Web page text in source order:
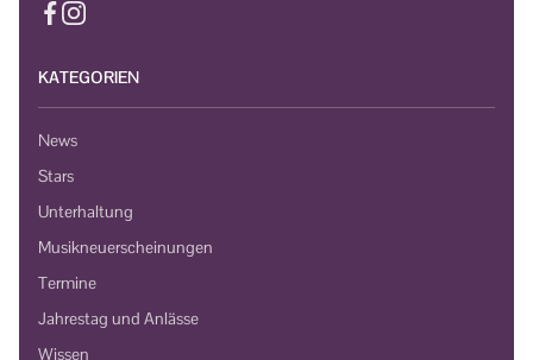
KATEGORIEN
News
Stars
Unterhaltung
Musikneuerscheinungen
Termine
Jahrestag und Anlässe
Wissen